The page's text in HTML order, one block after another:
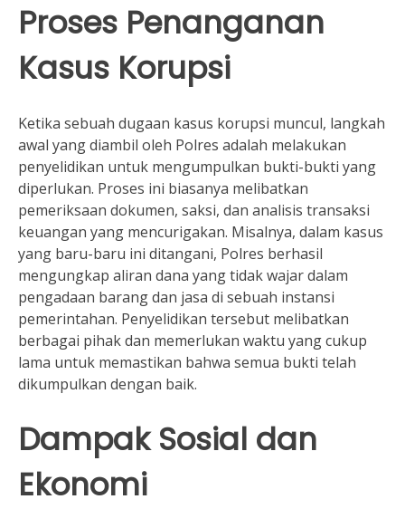
Proses Penanganan
Kasus Korupsi
Ketika sebuah dugaan kasus korupsi muncul, langkah
awal yang diambil oleh Polres adalah melakukan
penyelidikan untuk mengumpulkan bukti-bukti yang
diperlukan. Proses ini biasanya melibatkan
pemeriksaan dokumen, saksi, dan analisis transaksi
keuangan yang mencurigakan. Misalnya, dalam kasus
yang baru-baru ini ditangani, Polres berhasil
mengungkap aliran dana yang tidak wajar dalam
pengadaan barang dan jasa di sebuah instansi
pemerintahan. Penyelidikan tersebut melibatkan
berbagai pihak dan memerlukan waktu yang cukup
lama untuk memastikan bahwa semua bukti telah
dikumpulkan dengan baik.
Dampak Sosial dan
Ekonomi